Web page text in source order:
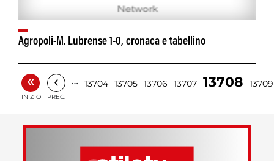
Agropoli-M. Lubrense 1-0, cronaca e tabellino
«
INIZIO
‹
PREC.
… 13704 13705 13706 13707 13708 13709